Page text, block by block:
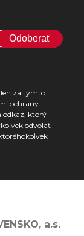
Odoberať
len za týmto
ochrany
odkaz, ktorý
odvolať
a.s.